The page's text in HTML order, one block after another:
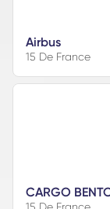
Airbus
15 De France
CARGO